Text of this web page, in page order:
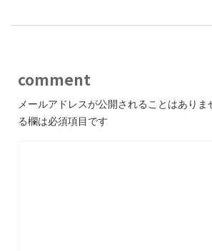
comment
メールアドレスが公開されることはありま
る欄は必須項目です